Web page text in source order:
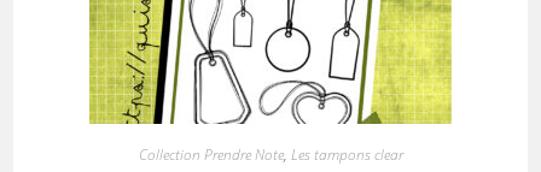
Collection Prendre Note, Les tampons clear